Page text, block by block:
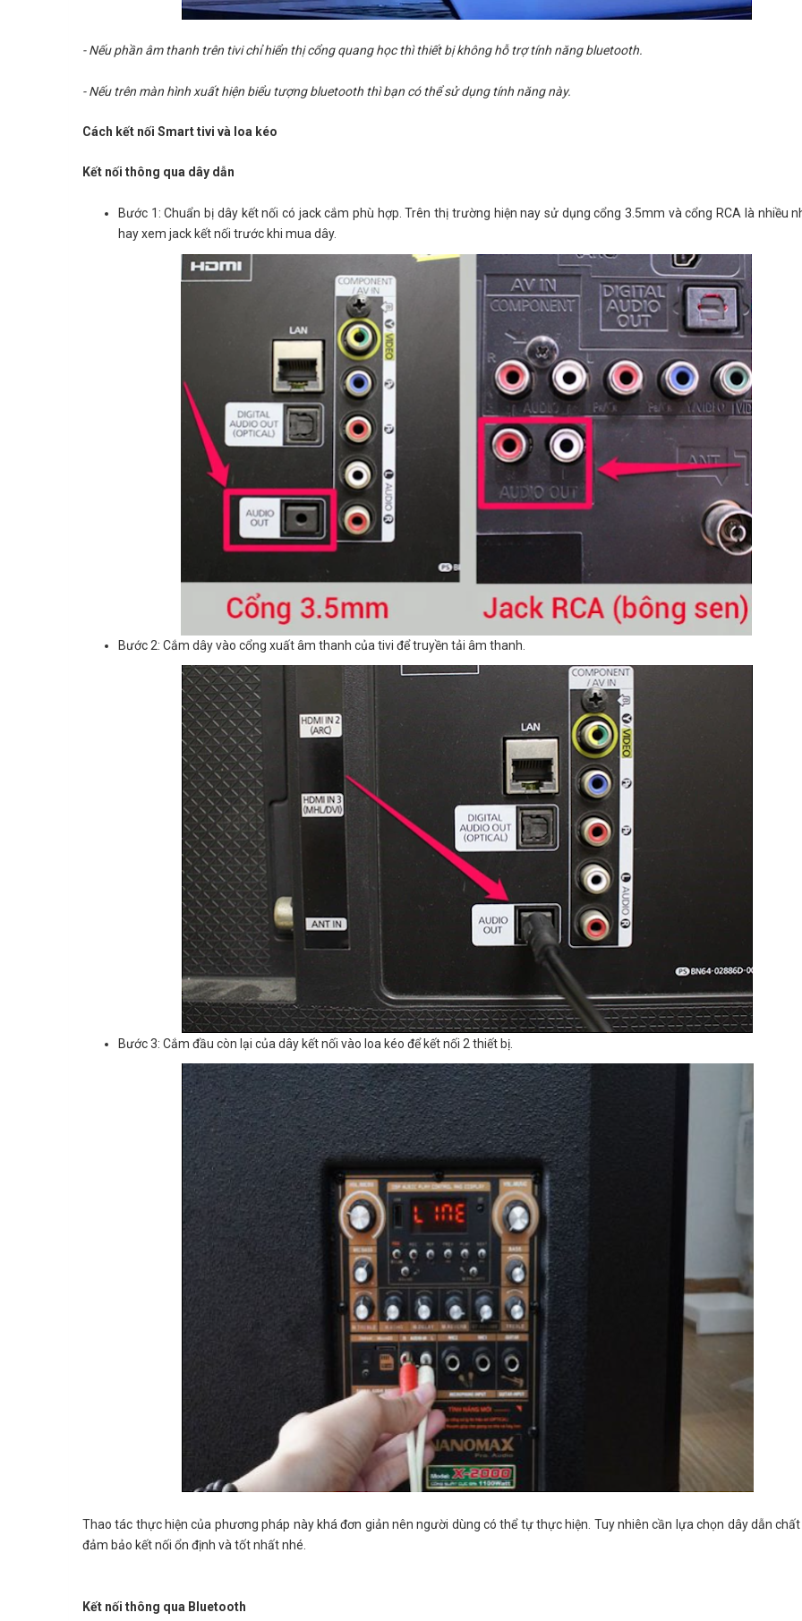
- Nếu phần âm thanh trên tivi chỉ hiển thị cổng quang học thì thiết bị không hỗ trợ tính năng bluetooth.
- Nếu trên màn hình xuất hiện biểu tượng bluetooth thì bạn có thể sử dụng tính năng này.
Cách kết nối Smart tivi và loa kéo
Kết nối thông qua dây dẫn
Bước 1: Chuẩn bị dây kết nối có jack cắm phù hợp. Trên thị trường hiện nay sử dụng cổng 3.5mm và cổng RCA là nhiều
hay xem jack kết nối trước khi mua dây.
Bước 2: Cắm dây vào cổng xuất âm thanh của tivi để truyền tải âm thanh.
Bước 3: Cắm đầu còn lại của dây kết nối vào loa kéo để kết nối 2 thiết bị.
Thao tác thực hiện của phương pháp này khá đơn giản nên người dùng có thể tự thực hiện. Tuy nhiên cần lựa chọn dây dẫn
đảm bảo kết nối ổn định và tốt nhất nhé.
Kết nối thông qua Bluetooth